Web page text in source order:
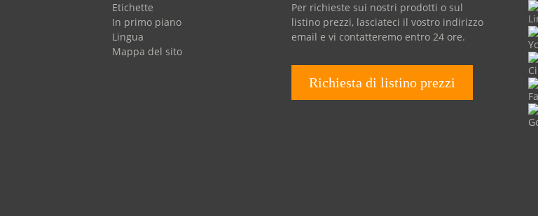
Etichette
In primo piano
Lingua
Mappa del sito
Per richieste sui nostri prodotti o sul
listino prezzi, lasciateci il vostro indirizzo
email e vi contatteremo entro 24 ore.
Richiesta di listino prezzi